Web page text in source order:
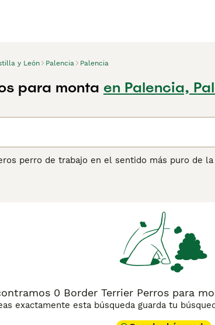
y León Palencia Palencia
para monta en Palencia,
perro de trabajo en el sentido más puro de
criados para seguir a los caballos durante
para obtener
0 Border Terrier Perros para
exactamente esta búsqueda guarda tu